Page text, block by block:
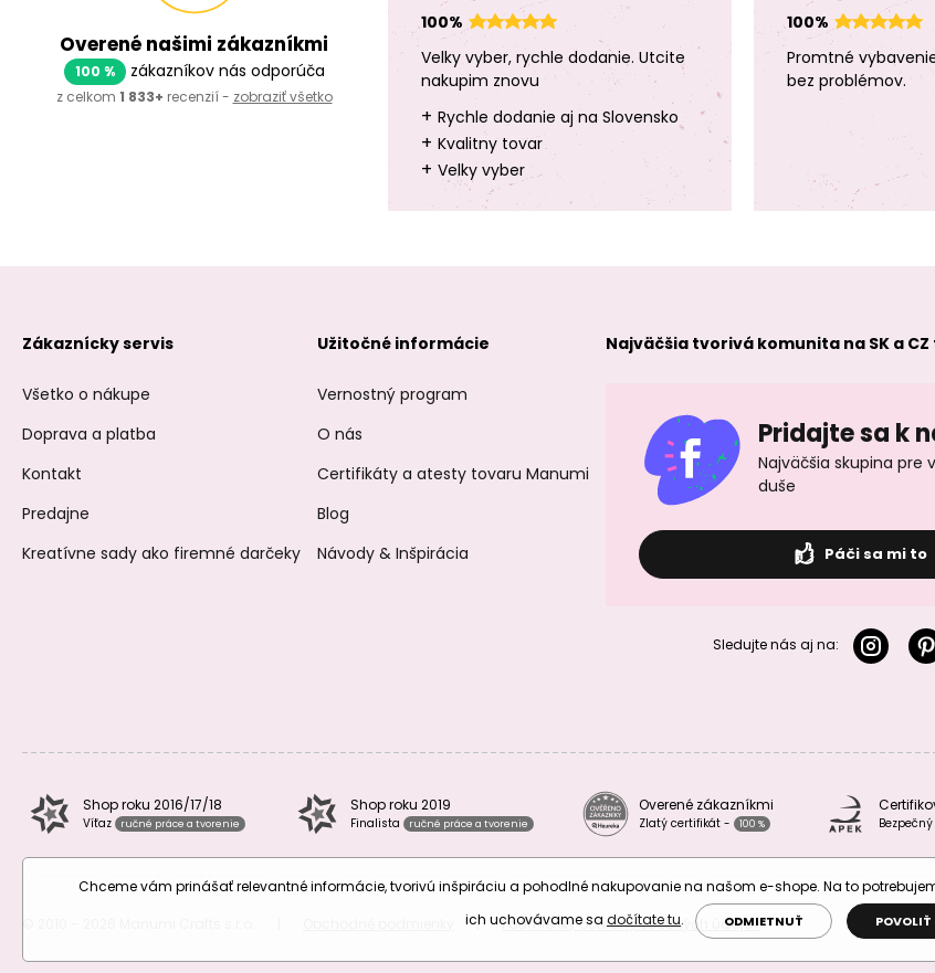
Overené našimi zákazníkmi
100 % zákazníkov nás odporúča
z celkom 1 833+ recenzií - zobraziť všetko
100%
Velky vyber, rychle dodanie. Utcite
nakupim znovu
+ Rychle dodanie aj na Slovensko
+ Kvalitny tovar
+ Velky vyber
100%
Promtné
bez problémov.
Zákaznícky servis
Všetko o nákupe
Doprava a platba
Kontakt
Predajne
Kreatívne sady ako firemné darčeky
Užitočné informácie
Vernostný program
O nás
Certifikáty a atesty tovaru Manumi
Blog
Návody & Inšpirácia
Najväčšia tvorivá komunita na SK a
Pridajte sa k
Najväčšia skupina pre
duše
Páči sa mi to
Sledujte nás aj na:
Shop roku 2016/17/18
Víťaz ručné práce a tvorenie
Shop roku 2019
Finalista ručné práce a tvorenie
Overené zákazníkmi
Zlatý certifikát - 100 %
| Podmienky ochrany osobných údajov
Chceme vám prinášať relevantné informácie, tvorivú inšpiráciu a pohodlné nakupovanie na našom e-shope. Na to
ich uchovávame sa dočítate tu. ODMIETNUŤ POVOLIŤ